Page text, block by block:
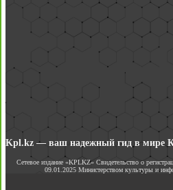
Kpl.kz — ваш надежный гид в мире
Сетевое издание «KPLKZ» Свидетельство о
09.01.2025 Министерством культуры и